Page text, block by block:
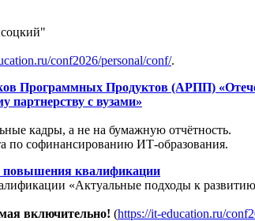
conf2026/personal/conf/.
Программных Продуктов (АРПП)
партнерству с вузами»
кадры, а не на бумажную отчётность.
по софинансированию ИТ-образования.
повышения квалификации
«Актуальные подходы к
включительно! (https://it-education.ru/